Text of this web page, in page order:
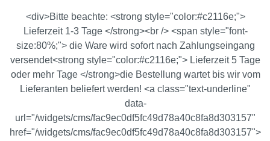
Zum Hauptinhalt springen
<div>Bitte beachte: <strong style="color:#c2116e;">
Lieferzeit 1-3 Tage </strong><br /> <span style="font-
size:80%;"> die Ware wird sofort nach Zahlungseingang
versendet<strong style="color:#c2116e;"> Lieferzeit 5 Tage
oder mehr Tage </strong>die Bestellung wartet bis wir vom
Lieferanten beliefert werden! <a class="text-underline"
data-
url="/widgets/cms/fac9ec0df5fc49d78a40c8fa8d303157"
href="/widgets/cms/fac9ec0df5fc49d78a40c8fa8d303157">